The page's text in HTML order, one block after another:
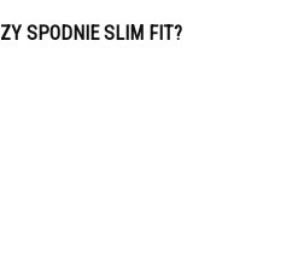
SPODNIE SLIM FIT?